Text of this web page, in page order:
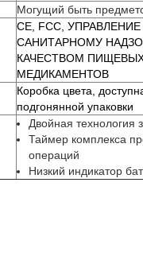
Могущий быть
CE, FCC,
САНИТАРНОМУ
КАЧЕСТВОМ
МЕДИКАМЕНТОВ
Коробка цвета,
подгонянной упаковки
Двойная технология
Таймер комплекса
операций
Низкий индикатор